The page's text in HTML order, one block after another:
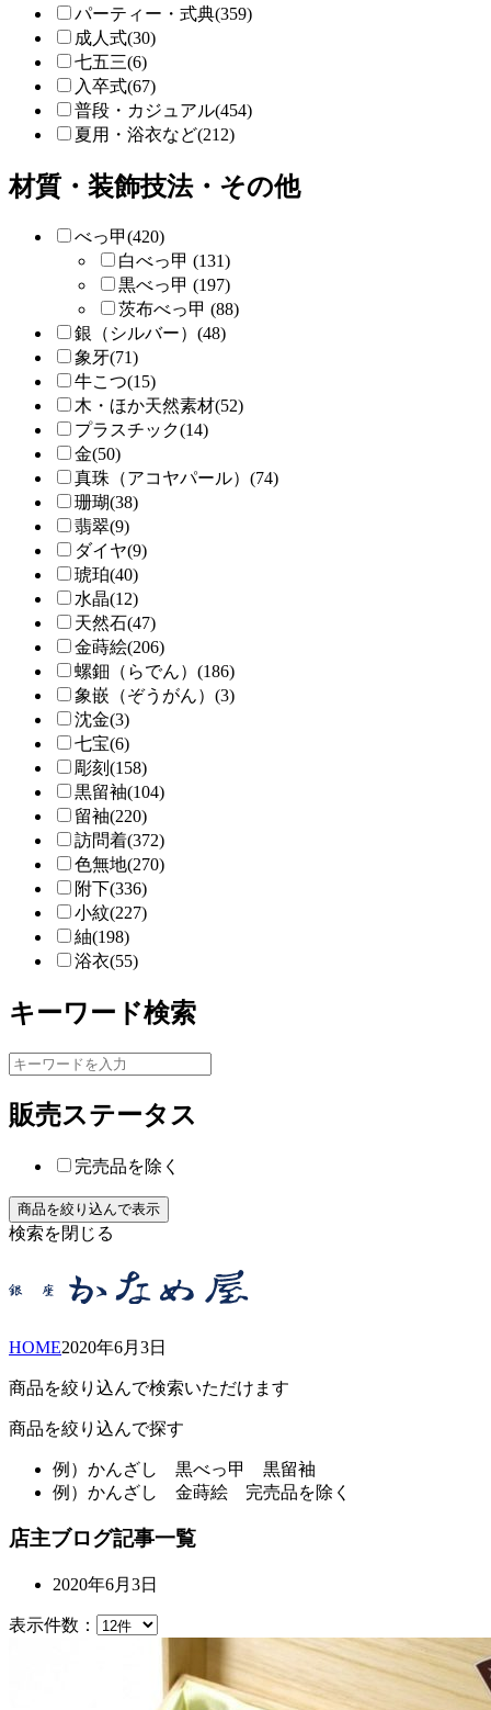
パーティー・式典(359)
成人式(30)
七五三(6)
入卒式(67)
普段・カジュアル(454)
夏用・浴衣など(212)
材質・装飾技法・その他
べっ甲(420)
白べっ甲 (131)
黒べっ甲 (197)
茨布べっ甲 (88)
銀（シルバー）(48)
象牙(71)
牛こつ(15)
木・ほか天然素材(52)
プラスチック(14)
金(50)
真珠（アコヤパール）(74)
珊瑚(38)
翡翠(9)
ダイヤ(9)
琥珀(40)
水晶(12)
天然石(47)
金蒔絵(206)
螺鈿（らでん）(186)
象嵌（ぞうがん）(3)
沈金(3)
七宝(6)
彫刻(158)
黒留袖(104)
留袖(220)
訪問着(372)
色無地(270)
附下(336)
小紋(227)
紬(198)
浴衣(55)
キーワード検索
販売ステータス
完売品を除く
検索を閉じる
HOME2020年6月 3日
商品を絞り込んで検索いただけます
商品を絞り込んで探す
例） かんざし 黒べっ甲 黒留袖
例） かんざし 金蒔絵 完売品を除く
店主ブログ記事一覧
2020年6月3日
表示件数：